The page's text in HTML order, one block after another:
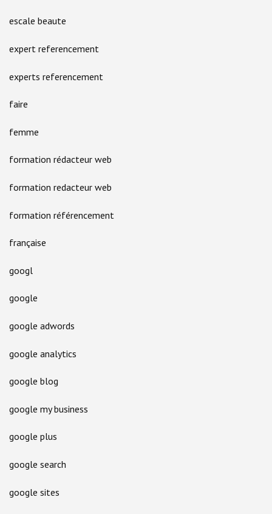
escale beaute
expert referencement
experts referencement
faire
femme
formation rédacteur web
formation redacteur web
formation référencement
française
googl
google
google adwords
google analytics
google blog
google my business
google plus
google search
google sites